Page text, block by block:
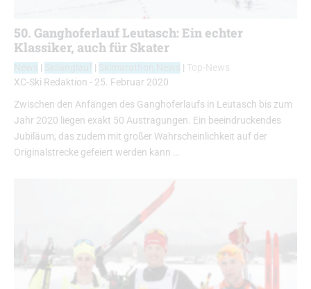
50. Ganghoferlauf Leutasch: Ein echter
Klassiker, auch für Skater
| | | Top-News
XC-Ski Redaktion - 25. Februar 2020
Zwischen den Anfängen des Ganghoferlaufs in Leutasch bis zum
Jahr 2020 liegen exakt 50 Austragungen. Ein beeindruckendes
Jubiläum, das zudem mit großer Wahrscheinlichkeit auf der
Originalstrecke gefeiert werden kann …